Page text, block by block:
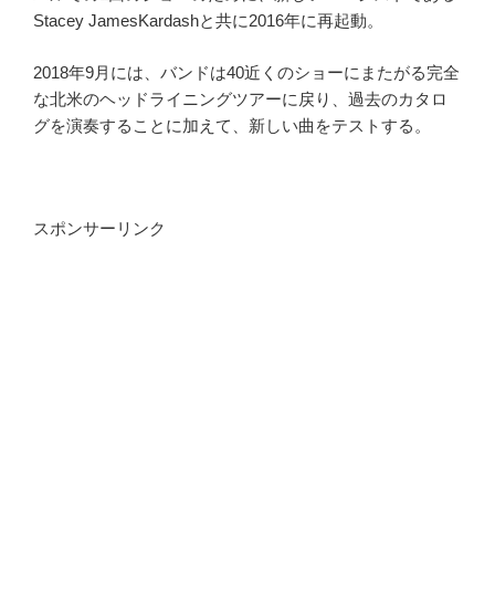
Stacey JamesKardashと共に2016年に再起動。
2018年9月には、バンドは40近くのショーにまたがる完全
な北米のヘッドライニングツアーに戻り、過去のカタロ
グを演奏することに加えて、新しい曲をテストする。
スポンサーリンク